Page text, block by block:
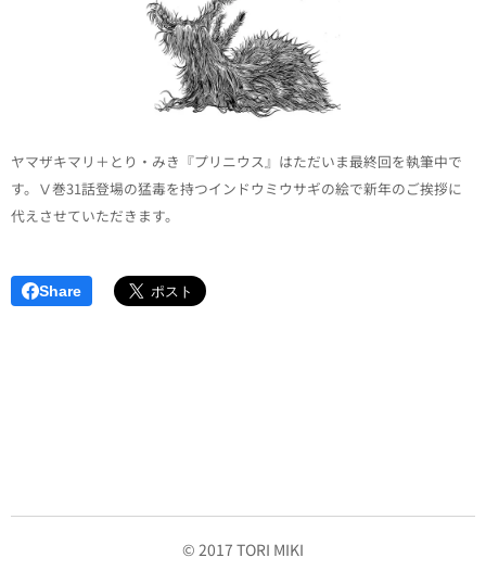
ヤマザキマリ＋とり・みき『プリニウス』はただいま最終回を執筆中で
す。Ⅴ巻31話登場の猛毒を持つインドウミウサギの絵で新年のご挨拶に
代えさせていただきます。
Share
© 2017 TORI MIKI